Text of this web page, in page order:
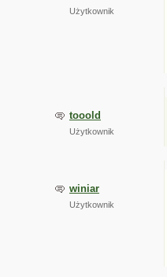
Użytkownik
tooold
Użytkownik
winiar
Użytkownik